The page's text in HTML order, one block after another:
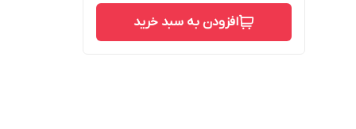
افزودن به سبد خرید